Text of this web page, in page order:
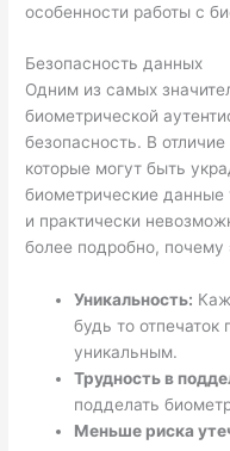
особенности работы с
Безопасность данных
Одним из самых
биометрической
безопасность. В
которые могут быть
биометрические
и практически
более подробно, почему
Уникальность:
будь то отпечаток
уникальным.
Трудность в
подделать
Меньше риска